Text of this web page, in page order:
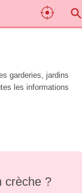
garderies, jardins
les informations
crèche ?